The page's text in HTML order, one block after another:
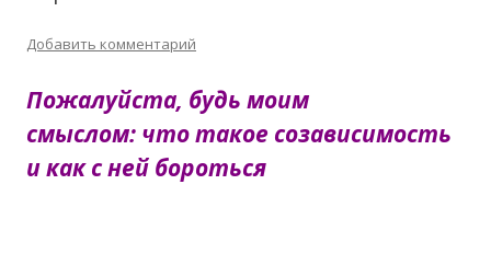
Добавить комментарий
Пожалуйста, будь моим
смыслом: что такое созависимость
и как с ней бороться